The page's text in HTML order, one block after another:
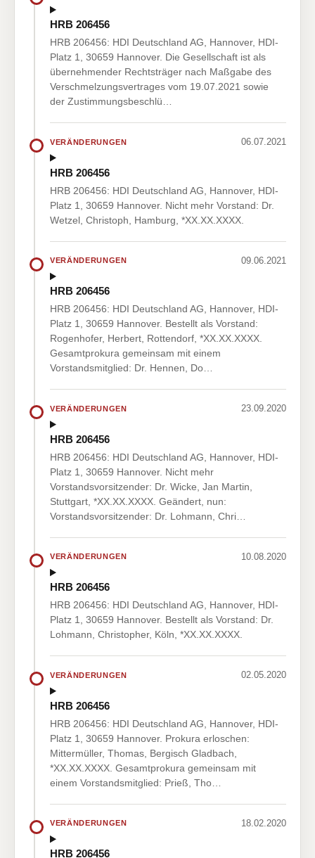
HRB 206456
HRB 206456: HDI Deutschland AG, Hannover, HDI-
Platz 1, 30659 Hannover. Die Gesellschaft ist als
übernehmender Rechtsträger nach Maßgabe des
Verschmelzungsvertrages vom 19.07.2021 sowie
der Zustimmungsbeschlü…
VERÄNDERUNGEN 06.07.2021
HRB 206456
HRB 206456: HDI Deutschland AG, Hannover, HDI-
Platz 1, 30659 Hannover. Nicht mehr Vorstand: Dr.
Wetzel, Christoph, Hamburg, *XX.XX.XXXX.
VERÄNDERUNGEN 09.06.2021
HRB 206456
HRB 206456: HDI Deutschland AG, Hannover, HDI-
Platz 1, 30659 Hannover. Bestellt als Vorstand:
Rogenhofer, Herbert, Rottendorf, *XX.XX.XXXX.
Gesamtprokura gemeinsam mit einem
Vorstandsmitglied: Dr. Hennen, Do…
VERÄNDERUNGEN 23.09.2020
HRB 206456
HRB 206456: HDI Deutschland AG, Hannover, HDI-
Platz 1, 30659 Hannover. Nicht mehr
Vorstandsvorsitzender: Dr. Wicke, Jan Martin,
Stuttgart, *XX.XX.XXXX. Geändert, nun:
Vorstandsvorsitzender: Dr. Lohmann, Chri…
VERÄNDERUNGEN 10.08.2020
HRB 206456
HRB 206456: HDI Deutschland AG, Hannover, HDI-
Platz 1, 30659 Hannover. Bestellt als Vorstand: Dr.
Lohmann, Christopher, Köln, *XX.XX.XXXX.
VERÄNDERUNGEN 02.05.2020
HRB 206456
HRB 206456: HDI Deutschland AG, Hannover, HDI-
Platz 1, 30659 Hannover. Prokura erloschen:
Mittermüller, Thomas, Bergisch Gladbach,
*XX.XX.XXXX. Gesamtprokura gemeinsam mit
einem Vorstandsmitglied: Prieß, Tho…
VERÄNDERUNGEN 18.02.2020
HRB 206456